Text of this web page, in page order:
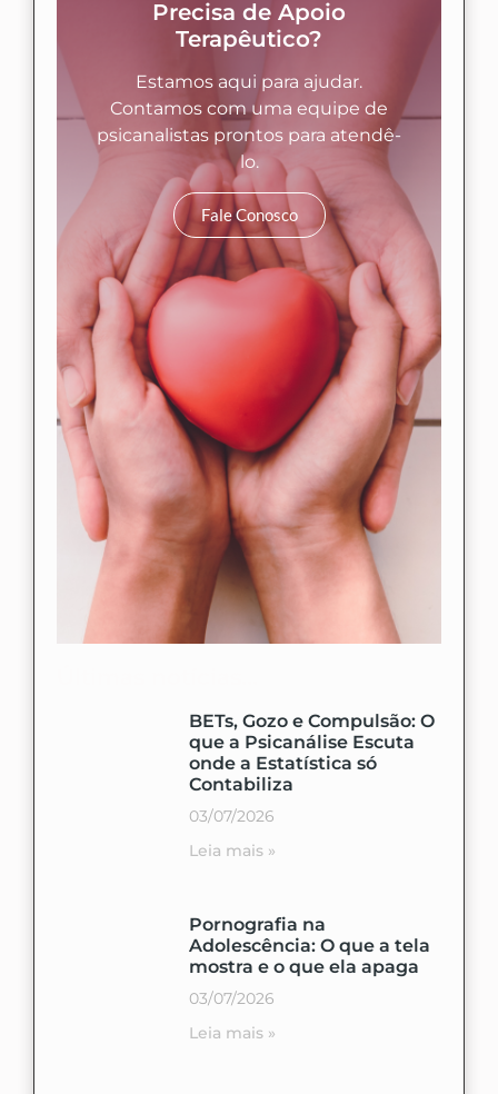
Precisa de Apoio
Terapêutico?
Estamos aqui para ajudar.
Contamos com uma equipe de
psicanalistas prontos para atendê-
lo.
Fale Conosco
BETs, Gozo e Compulsão: O
que a Psicanálise Escuta
onde a Estatística só
Contabiliza
03/07/2026
Leia mais »
Pornografia na
Adolescência: O que a tela
mostra e o que ela apaga
03/07/2026
Leia mais »